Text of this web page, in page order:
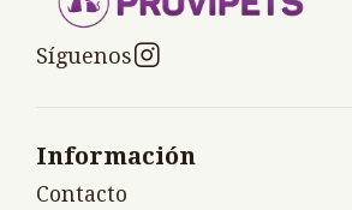
Síguenos
Información
Contacto